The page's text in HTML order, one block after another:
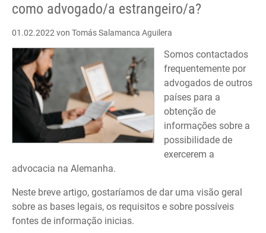
como advogado/a estrangeiro/a?
01.02.2022 von Tomás Salamanca Aguilera
Somos contactados
frequentemente por
advogados de outros
países para a
obtenção de
informações sobre a
possibilidade de
exercerem a
advocacia na Alemanha.
Neste breve artigo, gostaríamos de dar uma visão geral
sobre as bases legais, os requisitos e sobre possíveis
fontes de informação inicias.